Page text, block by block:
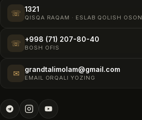
☏ 1321
QISQA RAQAM · ESLAB QOLISH OSON
☏ +998 (71) 207-80-40
BOSH OFIS
✉ grandtalimolam@gmail.com
EMAIL ORQALI YOZING